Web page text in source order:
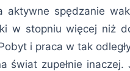
spędzanie
w stopniu więcej niż
i praca w tak
świat zupełnie